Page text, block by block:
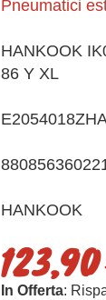
Pneumatici
HANKOOK
86 Y XL
HANKOOK
In Offerta: